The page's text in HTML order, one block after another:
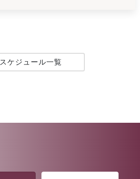
スケジュール一覧